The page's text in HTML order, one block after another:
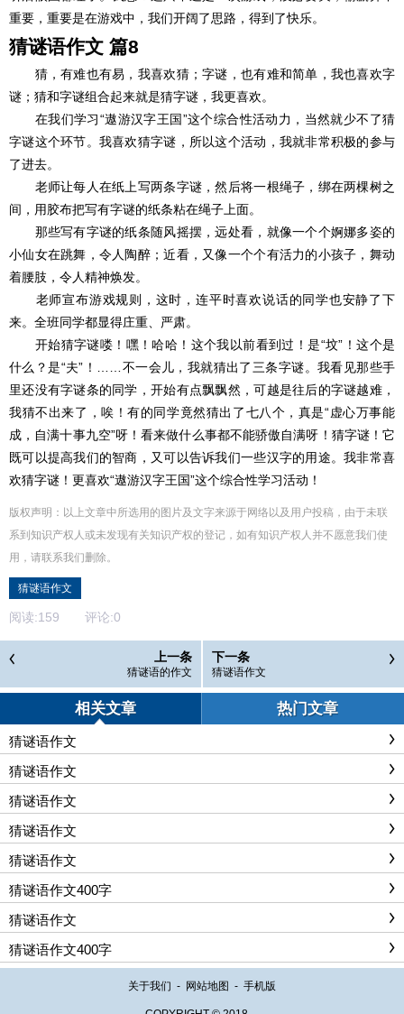
重要，重要是在游戏中，我们开阔了思路，得到了快乐。
猜谜语作文 篇8
猜，有难也有易，我喜欢猜；字谜，也有难和简单，我也喜欢字
谜；猜和字谜组合起来就是猜字谜，我更喜欢。
在我们学习“遨游汉字王国”这个综合性活动力，当然就少不了猜
字谜这个环节。我喜欢猜字谜，所以这个活动，我就非常积极的参与
了进去。
老师让每人在纸上写两条字谜，然后将一根绳子，绑在两棵树之
间，用胶布把写有字谜的纸条粘在绳子上面。
那些写有字谜的纸条随风摇摆，远处看，就像一个个婀娜多姿的
小仙女在跳舞，令人陶醉；近看，又像一个个有活力的小孩子，舞动
着腰肢，令人精神焕发。
老师宣布游戏规则，这时，连平时喜欢说话的同学也安静了下
来。全班同学都显得庄重、严肃。
开始猜字谜喽！嘿！哈哈！这个我以前看到过！是“坟”！这个是
什么？是“夫”！……不一会儿，我就猜出了三条字谜。我看见那些手
里还没有字谜条的同学，开始有点飘飘然，可越是往后的字谜越难，
我猜不出来了，唉！有的同学竟然猜出了七八个，真是“虚心万事能
成，自满十事九空”呀！看来做什么事都不能骄傲自满呀！猜字谜！它
既可以提高我们的智商，又可以告诉我们一些汉字的用途。我非常喜
欢猜字谜！更喜欢“遨游汉字王国”这个综合性学习活动！
版权声明：以上文章中所选用的图片及文字来源于网络以及用户投稿，由于未联
系到知识产权人或未发现有关知识产权的登记，如有知识产权人并不愿意我们使
用，请联系我们删除。
猜谜语作文
阅读:159 评论:0
上一条
猜谜语的作文
下一条
猜谜语作文
相关文章 热门文章
猜谜语作文
猜谜语作文
猜谜语作文
猜谜语作文
猜谜语作文
猜谜语作文400字
猜谜语作文
猜谜语作文400字
关于我们 - 网站地图 - 手机版